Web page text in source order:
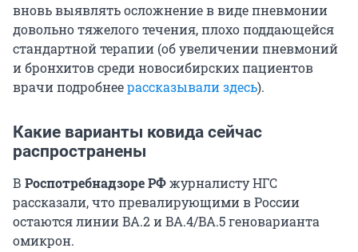
вновь выявлять осложнение в виде пневмонии
довольно тяжелого течения, плохо поддающейся
стандартной терапии (об увеличении пневмоний
и бронхитов среди новосибирских пациентов
врачи подробнеерассказывали здесь).
Какие варианты ковида сейчас
распространены
В Роспотребнадзоре РФжурналисту НГС
рассказали, что превалирующими в России
остаются линии BA.2 и BA.4/BA.5 геноварианта
омикрон.